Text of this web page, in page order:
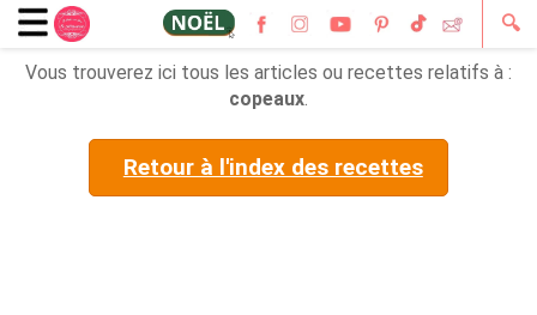
🔍
Vous trouverez ici tous les articles ou recettes relatifs à :
copeaux
Retour à l'index des recettes